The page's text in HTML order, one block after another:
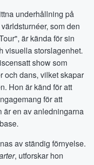
underhållning på
som den
är kända för sin
visuella storslagenhet.
show som
och dans, vilket skapar
Hon är känd för att
för att
är en av anledningarna
av ständig förnyelse.
, utforskar hon